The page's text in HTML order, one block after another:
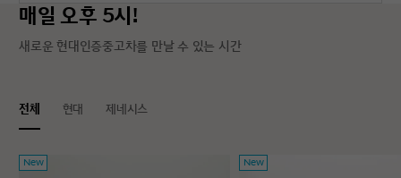
매일 오후 5시!
새로운 현대인증중고차를 만날 수 있는 시간
전체 현대 제네시스
New New